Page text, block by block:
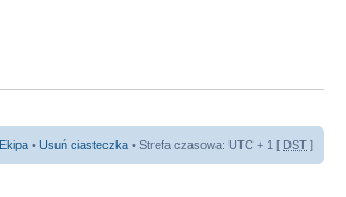
Ekipa • Usuń ciasteczka • Strefa czasowa: UTC + 1 [ DST ]